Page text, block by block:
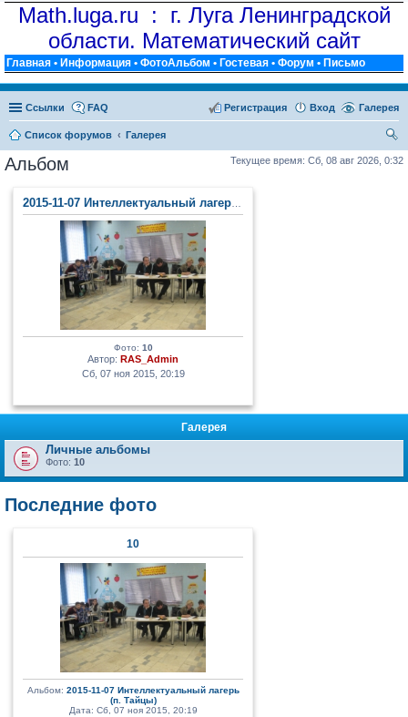
Math.luga.ru : г. Луга Ленинградской
области. Математический сайт
Главная • Информация • ФотоАльбом • Гостевая • Форум • Письмо
Ссылки Галерея
FAQ Вход
Регистрация
Список форумов
Галерея
ои
Текущее время: Сб, 08 авг 2026, 0:32
Альбом
2015-11-07 Интеллектуальный лагерь (п. Тайцы)
Фото: 10
Автор: RAS_Admin
Сб, 07 ноя 2015, 20:19
Галерея
Личные альбомы
Фото: 10
Последние фото
10
Альбом: 2015-11-07 Интеллектуальный лагерь
(п. Тайцы)
Дата: Сб, 07 ноя 2015, 20:19